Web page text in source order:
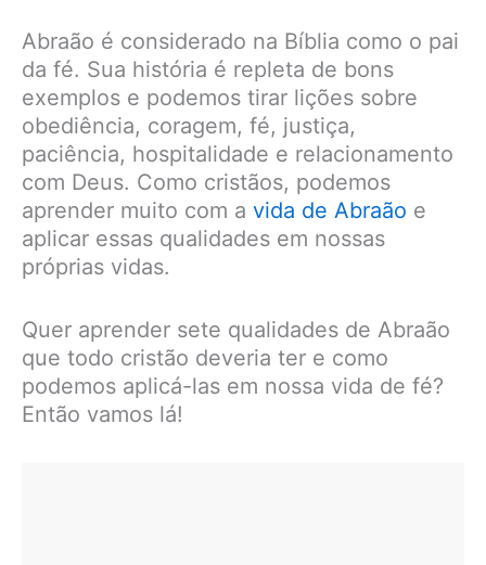
Abraão é considerado na Bíblia como o pai
da fé. Sua história é repleta de bons
exemplos e podemos tirar lições sobre
obediência, coragem, fé, justiça,
paciência, hospitalidade e relacionamento
com Deus. Como cristãos, podemos
aprender muito com a vida de Abraão e
aplicar essas qualidades em nossas
próprias vidas.
Quer aprender sete qualidades de Abraão
que todo cristão deveria ter e como
podemos aplicá-las em nossa vida de fé?
Então vamos lá!